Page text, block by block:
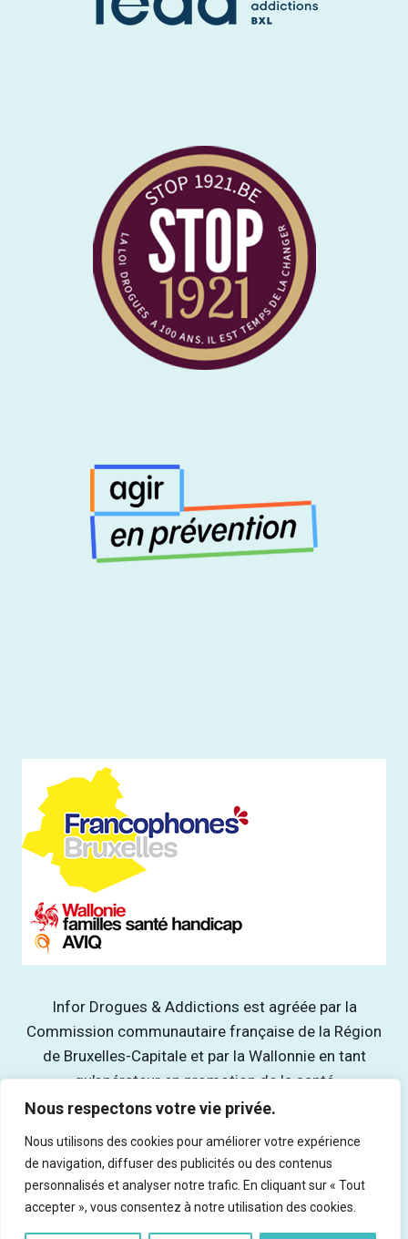
Nous respectons votre vie privée.
Nous utilisons des cookies pour améliorer votre expérience
de navigation, diffuser des publicités ou des contenus
personnalisés et analyser notre trafic. En cliquant sur « Tout
accepter », vous consentez à notre utilisation des cookies.
Infor Drogues & Addictions est agréée par la
Commission communautaire française de la Région
de Bruxelles-Capitale et par la Wallonnie en tant
qu'opérateur en promotion de la santé
Tous droits réservés | Infor Drogues & Addictions asbl - Rue du
Marteau 19, 1000 Bruxelles - Ed. responsable : Rocco Vitali